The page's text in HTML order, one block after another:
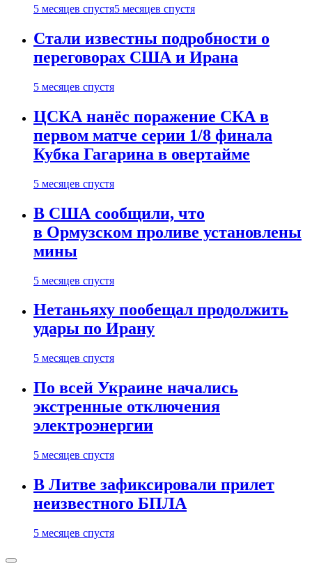
5 месяцев спустя5 месяцев спустя
Стали известны подробности о
переговорах США и Ирана
5 месяцев спустя
ЦСКА нанёс поражение СКА в
первом матче серии 1/8 финала
Кубка Гагарина в овертайме
5 месяцев спустя
В США сообщили, что
в Ормузском проливе установлены
мины
5 месяцев спустя
Нетаньяху пообещал продолжить
удары по Ирану
5 месяцев спустя
По всей Украине начались
экстренные отключения
электроэнергии
5 месяцев спустя
В Литве зафиксировали прилет
неизвестного БПЛА
5 месяцев спустя